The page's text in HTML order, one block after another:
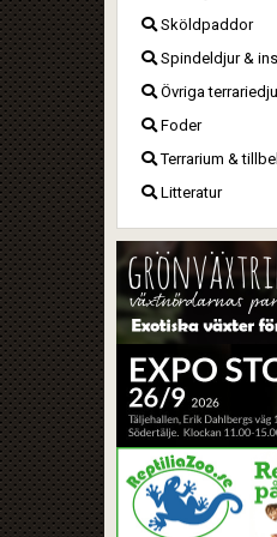
Sköldpaddor
Spindeldjur &
Övriga
Foder
Terrarium &
Litteratur